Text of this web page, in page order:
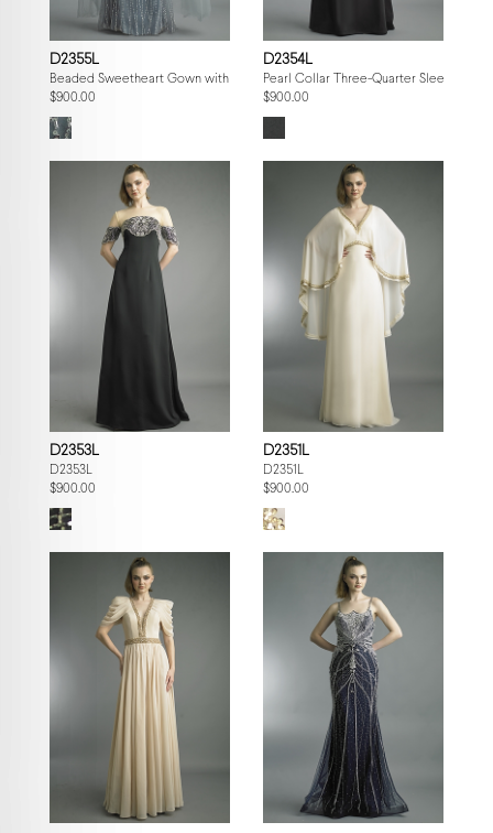
D2355L
Beaded Sweetheart Gown with Tulle Cape
$900.00
D2354L
Pearl Collar Three-Quarter Sleeve
$900.00
D2353L
D2353L
$900.00
D2351L
D2351L
$900.00